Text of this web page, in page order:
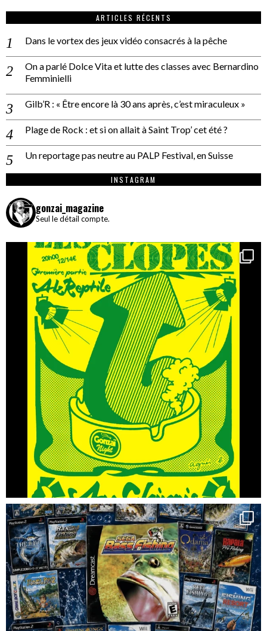
ARTICLES RÉCENTS
Dans le vortex des jeux vidéo consacrés à la pêche
On a parlé Dolce Vita et lutte des classes avec Bernardino
Femminielli
Gilb’R : « Être encore là 30 ans après, c’est miraculeux »
Plage de Rock : et si on allait à Saint Trop’ cet été ?
Un reportage pas neutre au PALP Festival, en Suisse
INSTAGRAM
gonzai_magazine
Seul le détail compte.